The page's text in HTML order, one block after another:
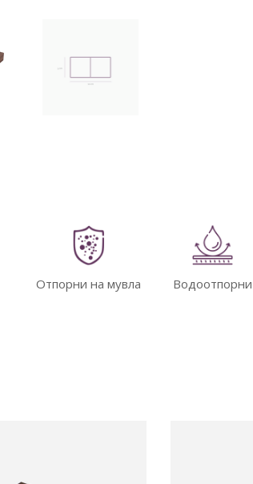
Отпорни на мувла Водоотпорни